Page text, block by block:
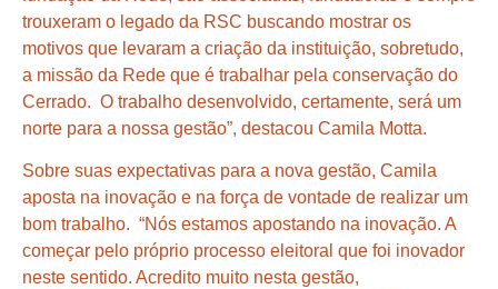
trouxeram o legado da RSC buscando mostrar os
motivos que levaram a criação da instituição, sobretudo,
a missão da Rede que é trabalhar pela conservação do
Cerrado. O trabalho desenvolvido, certamente, será um
norte para a nossa gestão”, destacou Camila Motta.
Sobre suas expectativas para a nova gestão, Camila
aposta na inovação e na força de vontade de realizar um
bom trabalho. “Nós estamos apostando na inovação. A
começar pelo próprio processo eleitoral que foi inovador
neste sentido. Acredito muito nesta gestão,